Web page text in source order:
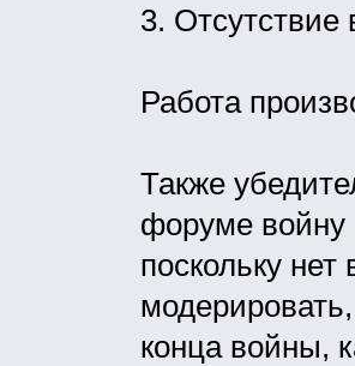
3.
Работа
Также
форуме войну
поскольку
конца войны,